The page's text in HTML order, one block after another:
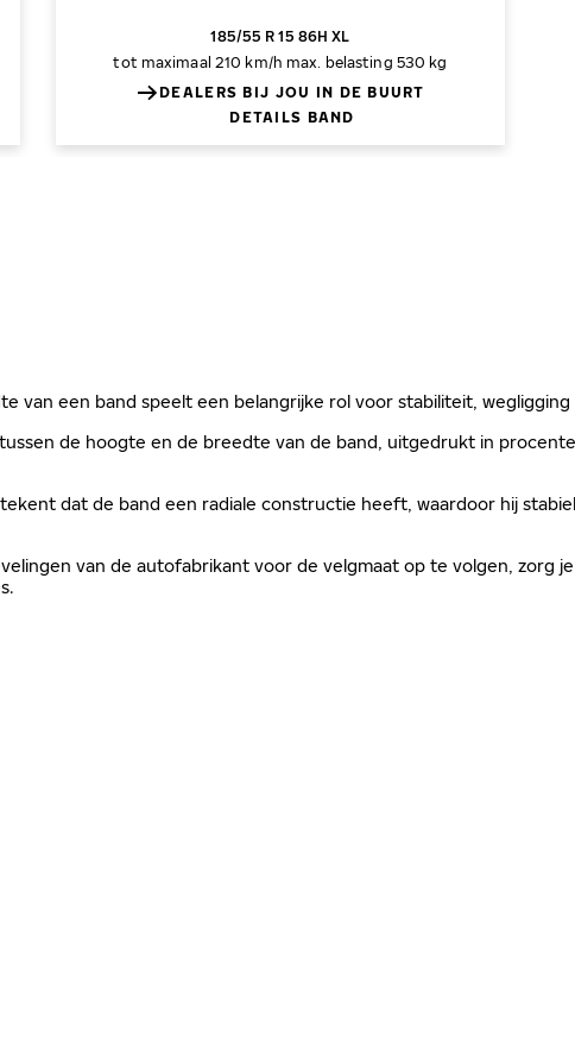
185/55 R 15 86H XL
tot maximaal 210 km/h max. belasting 530 kg
DEALERS BIJ JOU IN DE BUURT
DETAILS BAND
van een band speelt een belangrijke rol voor stabiliteit,
de hoogte en de breedte van de band, uitgedrukt in
dat de band een radiale constructie heeft, waardoor hij
van de autofabrikant voor de velgmaat op te volgen, zorg